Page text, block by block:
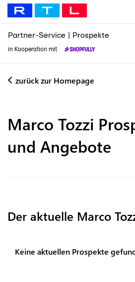
Partner-Service Prospekte
in Kooperation mit
zurück zur Homepage
Marco Tozzi
und Angebote
Der aktuelle Marco
Keine aktuellen Prospekte